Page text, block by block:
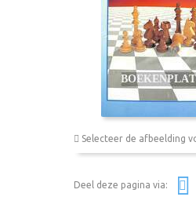
Selecteer de afbeelding
Deel deze pagina via: